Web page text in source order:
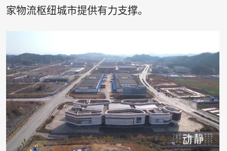
家物流枢纽城市提供有力支撑。